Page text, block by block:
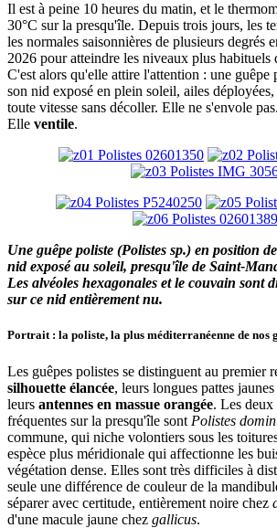
Il est à peine 10 heures du matin, et le
30°C sur la presqu'île. Depuis trois jours, les
les normales saisonnières de plusieurs degrés
2026 pour atteindre les niveaux plus habituels
C'est alors qu'elle attire l'attention : une guêpe
son nid exposé en plein soleil, ailes
toute vitesse sans décoller. Elle ne s'envole
Elle ventile.
Une guêpe poliste (Polistes sp.) en position
nid exposé au soleil, presqu'île de Saint-
Les alvéoles hexagonales et le couvain sont
sur ce nid entièrement nu.
Portrait : la poliste, la plus méditerranéenne de nos
Les guêpes polistes se distinguent au premier
silhouette élancée, leurs longues pattes
leurs antennes en massue orangée. Les deux
fréquentes sur la presqu'île sont Polistes
commune, qui niche volontiers sous les
espèce plus méridionale qui affectionne les
végétation dense. Elles sont très difficiles à
seule une différence de couleur de la
séparer avec certitude, entièrement noire chez
d'une macule jaune chez gallicus.